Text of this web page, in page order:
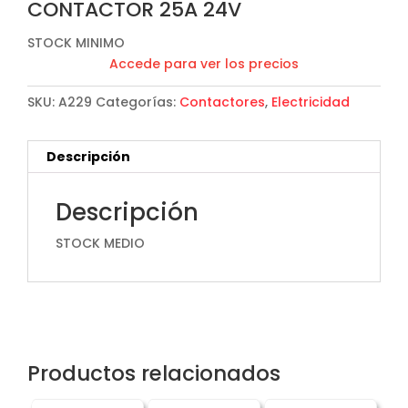
CONTACTOR 25A 24V
STOCK MINIMO
Accede para ver los precios
SKU: A229 Categorías: Contactores, Electricidad
Descripción
Descripción
STOCK MEDIO
Productos relacionados